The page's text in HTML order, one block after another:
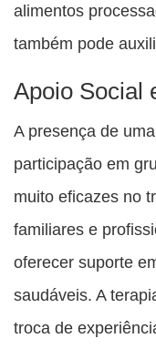
alimentos
também pode
Apoio Social
A presença de
participação em
muito eficazes no
familiares e
oferecer suporte
saudáveis. A
troca de